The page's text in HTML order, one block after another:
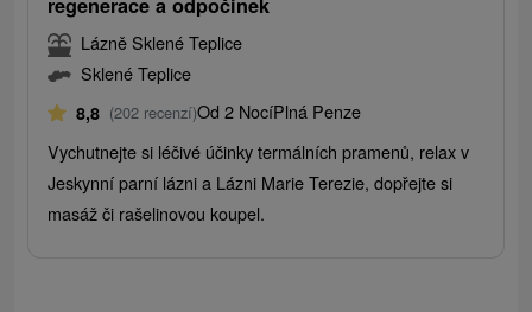
Lázně Sklené Teplice
Sklené Teplice
8,8 (202 recenzí)Od 2 NocíPlná Penze
Vychutnejte si léčivé účinky termálních pramenů, relax v
Jeskynní parní lázni a Lázni Marie Terezie, dopřejte si
masáž či rašelinovou koupel.